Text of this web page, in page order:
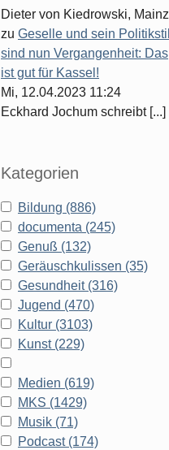
Dieter von Kiedrowski, Mainz
zu Geselle und sein Politikstil
sind nun Vergangenheit: Das
ist gut für Kassel!
Mi, 12.04.2023 11:24
Eckhard Jochum schreibt [...]
Kategorien
Bildung (886)
documenta (245)
Genuß (132)
Geräuschkulissen (35)
Gesundheit (316)
Jugend (470)
Kultur (3103)
Kunst (229)
Medien (619)
MKS (1429)
Musik (71)
Podcast (174)